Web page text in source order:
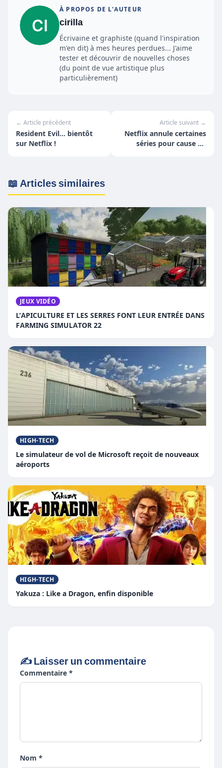
À PROPOS DE L'AUTEUR
cirilla
Écrivaine et graphiste (quand l'inspiration
m'en dit) à mes heures perdues... J'aime
tester et découvrir de nouvelles choses
(du point de vue artistique plus
particulièrement)
← Article précédent
Resident Evil... bientôt
sur Netflix !
Article suivant →
Netflix annule certaines
séries pour cause de
📖 Articles similaires
JEUX VIDÉO
L’APICULTURE ET LES SERRES FONT LEUR ENTRÉE DANS
FARMING SIMULATOR 22
HIGH-TECH
Le simulateur de vol de Microsoft reçoit de nouveaux
aéroports
HIGH-TECH
Yakuza : Like a Dragon, enfin disponible
✍️ Laisser un commentaire
Commentaire *
Nom *